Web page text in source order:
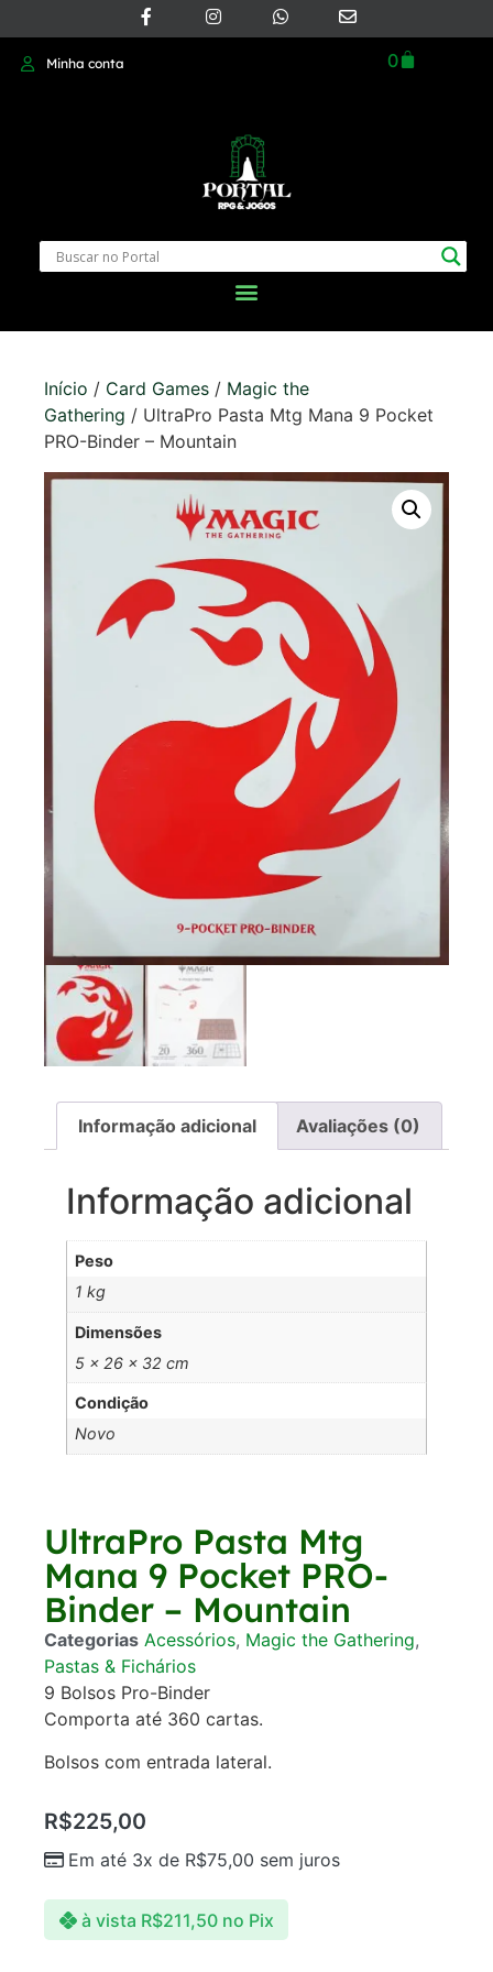
Minha conta 0
Início / Card Games / Magic the
Gathering / UltraPro Pasta Mtg Mana 9 Pocket
PRO-Binder – Mountain
Informação adicional Avaliações (0)
Informação adicional
Peso
1 kg
Dimensões
5 × 26 × 32 cm
Condição
Novo
UltraPro Pasta Mtg
Mana 9 Pocket PRO-
Binder – Mountain
Categorias Acessórios, Magic the Gathering,
Pastas & Fichários
9 Bolsos Pro-Binder
Comporta até 360 cartas.
Bolsos com entrada lateral.
R$225,00
Em até 3x de R$75,00 sem juros
à vista R$211,50 no Pix